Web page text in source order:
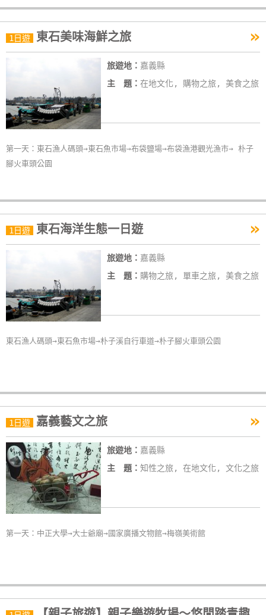
房
Q&A
訂
房
請
合
作
飯
合
合
作
旅
伴
計
劃
品
宣
傳
1日遊 東石美味海鮮之旅 »
旅遊地： 嘉義縣
主 題： 在地文化, 購物之旅, 美食之旅
第一天：東石漁人碼頭→東石魚市場→布袋鹽場→布袋漁港觀光漁市→ 朴子
腳火車頭公園
1日遊 東石海洋生態一日遊 »
旅遊地： 嘉義縣
主 題： 購物之旅, 單車之旅, 美食之旅
東石漁人碼頭→東石魚市場→朴子溪自行車道→朴子腳火車頭公園
1日遊 嘉義藝文之旅 »
旅遊地： 嘉義縣
主 題： 知性之旅, 在地文化, 文化之旅
第一天：中正大學→大士爺廟→國家廣播文物館→梅嶺美術館